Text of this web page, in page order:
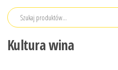
Przejdź
Kultura wina